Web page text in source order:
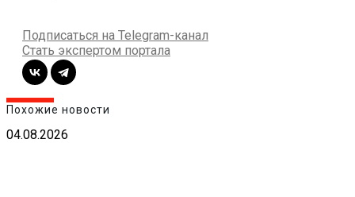
Подписаться на Telegram-канал
Стать экспертом портала
Похожие новости
04.08.2026